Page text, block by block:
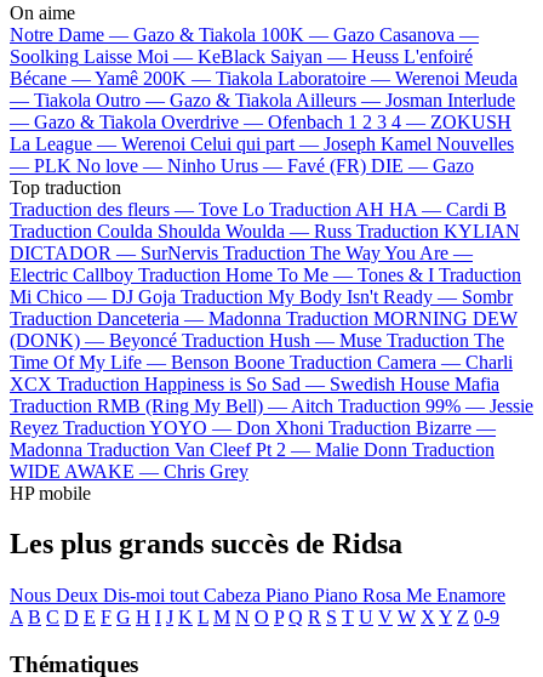
On aime
Notre Dame — Gazo & Tiakola 100K — Gazo Casanova —
Soolking Laisse Moi — KeBlack Saiyan — Heuss L'enfoiré
Bécane —Yamê 200K — Tiakola Laboratoire — Werenoi Meuda
— Tiakola Outro — Gazo & Tiakola Ailleurs — Josman Interlude
— Gazo & Tiakola Overdrive — Ofenbach 1 2 3 4 — ZOKUSH
La League — Werenoi Celui qui part — Joseph Kamel Nouvelles
— PLK No love — Ninho Urus — Favé (FR) DIE — Gazo
Top traduction
Traduction des fleurs — Tove Lo Traduction AH HA — Cardi B
Traduction Coulda Shoulda Woulda — Russ Traduction KYLIAN
DICTADOR — SurNervis Traduction The Way You Are —
Electric Callboy Traduction Home To Me — Tones & I Traduction
Mi Chico — DJ Goja Traduction My Body Isn't Ready — Sombr
Traduction Danceteria — Madonna Traduction MORNING DEW
(DONK) — Beyoncé Traduction Hush — Muse Traduction The
Time Of My Life — Benson Boone Traduction Camera — Charli
XCX Traduction Happiness is So Sad — Swedish House Mafia
Traduction RMB (Ring My Bell) — Aitch Traduction 99% — Jessie
Reyez Traduction YOYO — Don Xhoni Traduction Bizarre —
Madonna Traduction Van Cleef Pt 2 — Malie Donn Traduction
WIDE AWAKE — Chris Grey
HP mobile
Les plus grands succès de Ridsa
Nous Deux Dis-moi tout Cabeza Piano Piano Rosa Me Enamore
A B C D E F G H I J K L M N O P Q R S T U V W X Y Z 0-9
Thématiques